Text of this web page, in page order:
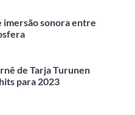
imersão sonora entre
de Tarja Turunen
para 2023